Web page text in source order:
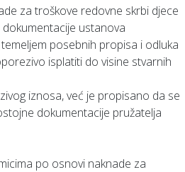
za troškove redovne skrbi djece
ustanova
posebnih propisa i odluka
isplatiti do visine stvarnih
iznosa, već je propisano da se
dokumentacije pružatelja
po osnovi naknade za